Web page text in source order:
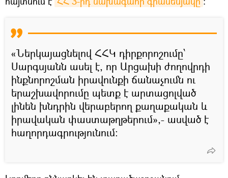
«Ներկայացնելով ՀՀԿ դիրքորոշումը՝
Սարգսյանն ասել է, որ Արցախի ժողովրդի
ինքնորոշման իրավունքի ճանաչումն ու
երաշխավորումը պետք է արտացոլված
լինեն խնդրին վերաբերող քաղաքական և
իրավական փաստաթղթերում»,- ասված է
հաղորդագրությունում։